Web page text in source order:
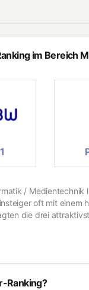
im Bereich
/ Medientechnik
oft mit
die drei
Ranking?